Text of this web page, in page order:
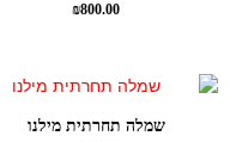
₪800.00
שמלה תחרתית מילנו